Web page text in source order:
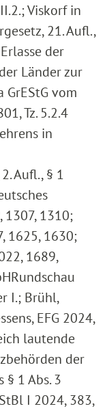
Viskorf in
21. Aufl.,
der
Länder zur
GrEStG vom
Tz. 5.2.4
in
Aufl., § 1
1307, 1310;
1625, 1630;
1689,
I.; Brühl,
EFG 2024,
lautende
der
1 Abs. 3
I 2024, 383,